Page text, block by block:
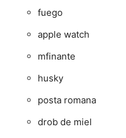
fuego
apple watch
mfinante
husky
posta romana
drob de miel